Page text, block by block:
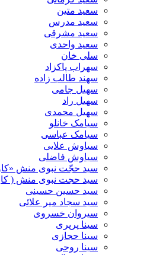
سعید متین
سعید مدرس
سعید مشرقی
سعید واحدی
سلی خان
سهراب پاکزاد
سهند طالب زاده
سهیل جامی
سهیل راد
سهیل محمدی
سیامک خانلو
سیامک عباسی
سیاوش علایی
سیاوش فاضلی
سید حجّت نبوی منش
سید حجت نبوی منش (
سید حسین حسینى
سید سجاد میر علائی
سیروان خسروی
سینا پرپری
سینا حجازی
سینا روحی